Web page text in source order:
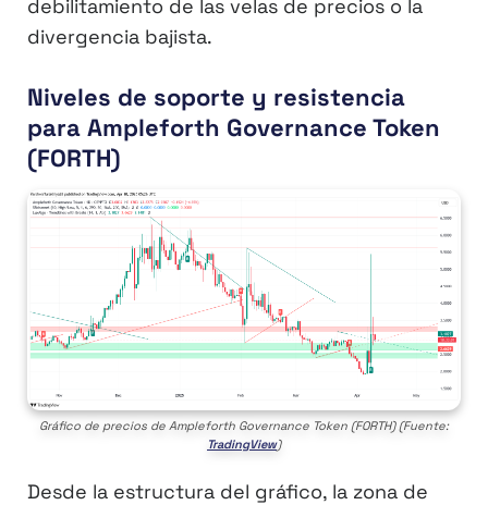
debilitamiento de las velas de precios o la
divergencia bajista.
Niveles de soporte y resistencia
para Ampleforth Governance Token
(FORTH)
Gráfico de precios de Ampleforth Governance Token (FORTH) (Fuente:
TradingView)
Desde la estructura del gráfico, la zona de